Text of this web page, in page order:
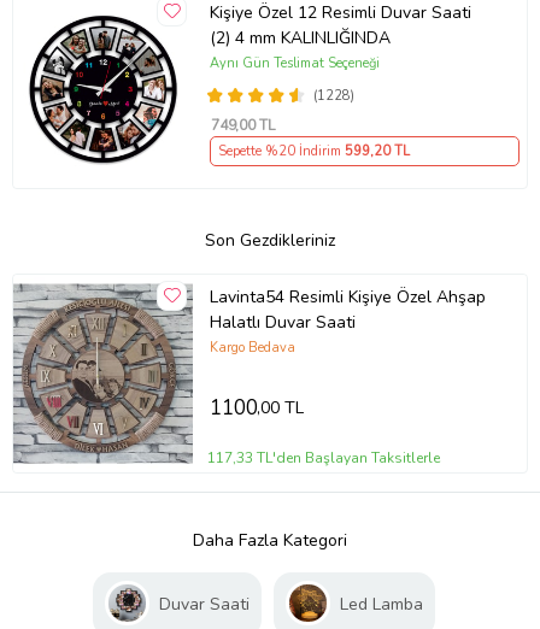
Kişiye Özel 12 Resimli Duvar Saati
(2) 4 mm KALINLIĞINDA
(1228)
Aynı Gün Teslimat Seçeneği
749,00 TL
Sepette %20 İndirim 599,20 TL
Son Gezdikleriniz
Lavinta54 Resimli Kişiye Özel Ahşap
Halatlı Duvar Saati
Kargo Bedava
1100,00 TL
117,33 TL'den Başlayan Taksitlerle
Daha Fazla Kategori
Duvar Saati Led Lamba